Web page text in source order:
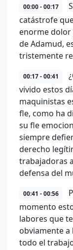
00:00 - 00:17
catástrofe
enorme dolor
de Adamud,
tristemente
00:17 - 00:41
vivido estos
maquinistas
fle, como ha
su fle
siempre
derecho
trabajadoras
defensa del
00:41 - 00:56
momento
labores que
obviamente a
todo el